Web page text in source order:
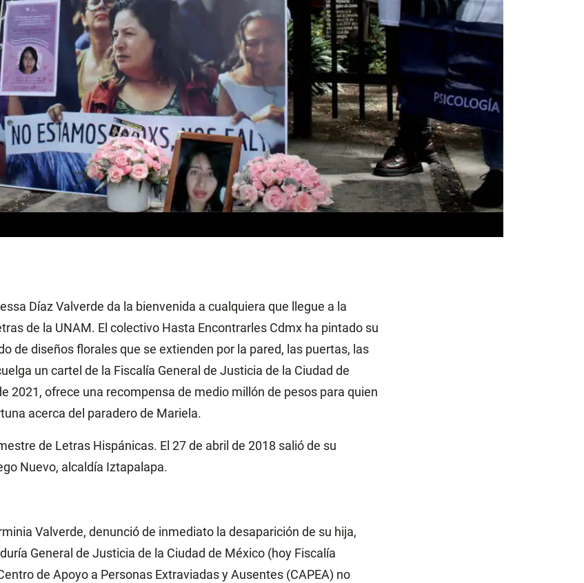
Díaz Valverde da la bienvenida a cualquiera que llegue a la
de la UNAM. El colectivo Hasta Encontrarles Cdmx ha pintado su
de diseños florales que se extienden por la pared, las puertas, las
un cartel de la Fiscalía General de Justicia de la Ciudad de
2021, ofrece una recompensa de medio millón de pesos para quien
acerca del paradero de Mariela.
de Letras Hispánicas. El 27 de abril de 2018 salió de su
Nuevo, alcaldía Iztapalapa.
Valverde, denunció de inmediato la desaparición de su hija,
General de Justicia de la Ciudad de México (hoy Fiscalía
de Apoyo a Personas Extraviadas y Ausentes (CAPEA) no